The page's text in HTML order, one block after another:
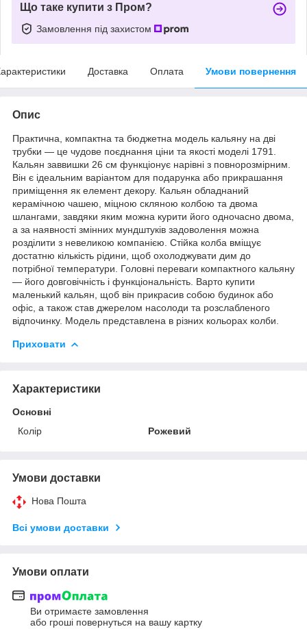
Що таке купити з Пром?
Замовлення під захистом
Доставка Оплата Умови повернення
Опис
Практична, компактна та бюджетна модель кальяну на дві
трубки — це чудове поєднання ціни та якості моделі 1791.
Кальян заввишки 26 см функціонує нарівні з повнорозмірним.
Він є ідеальним варіантом для подарунка або прикрашання
приміщення як елемент декору. Кальян обладнаний
керамічною чашею, міцною скляною колбою та двома
шлангами, завдяки яким можна курити його одночасно двома,
а за наявності змінних мундштуків задоволення можна
розділити з невеликою компанією. Стійка колба вміщує
достатню кількість рідини, щоб охолоджувати дим до
потрібної температури. Головні переваги компактного кальяну
— його довговічність і функціональність. Варто купити
маленький кальян, щоб він прикрасив собою будинок або
офіс, а також став джерелом насолоди та розслабленого
відпочинку. Модель представлена в різних кольорах колби.
Приховати
Характеристики
Основні
Колір
Рожевий
Умови доставки
Нова Пошта
Всі умови доставки
Умови оплати
Ви отримаєте замовлення
або гроші повернуться на вашу картку